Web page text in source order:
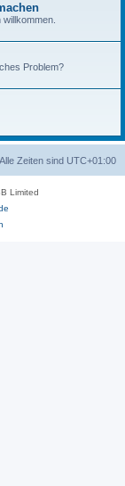
Problem?
Alle Zeiten sind UTC+01:00
Limited